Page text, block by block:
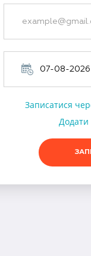
Записатися
Додати